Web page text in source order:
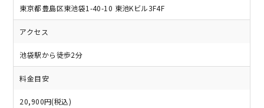
東京都豊島区東池袋1-40-10 東池Kビル3F4F
アクセス
池袋駅から徒歩2分
料金目安
20,900円(税込)